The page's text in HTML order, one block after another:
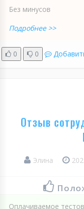
Без минусов
Подробнее >>
0 0
Отзыв
Элина
Оплачиваемое